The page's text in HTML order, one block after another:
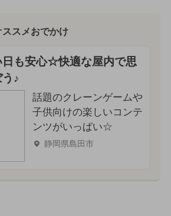
スメおでかけ
日も安心☆快適な屋内で思
♪
話題のクレーンゲームや
子供向けの楽しいコンテ
ンツがいっぱい☆
静岡県島田市